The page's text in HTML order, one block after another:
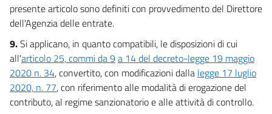
presente articolo sono definiti con provvedimento del Direttore
dell'Agenzia delle entrate.
9.Si applicano, in quanto compatibili, le disposizioni di cui
all'articolo 25, commi da 9 a 14 del decreto-legge 19 maggio
2020 n. 34, convertito, con modificazioni dalla legge 17 luglio
2020, n. 77, con riferimento alle modalità di erogazione del
contributo, al regime sanzionatorio e alle attività di controllo.